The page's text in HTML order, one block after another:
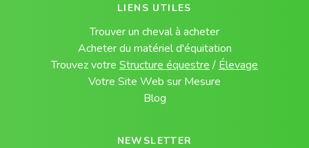
LIENS UTILES
Trouver un cheval à acheter
Acheter du matériel d'équitation
Trouvez votre Structure équestre / Élevage
Votre Site Web sur Mesure
Blog
NEWSLETTER